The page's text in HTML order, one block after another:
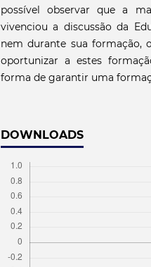
possível observar que a
vivenciou a discussão da
nem durante sua formação,
oportunizar a estes
forma de garantir uma
DOWNLOADS